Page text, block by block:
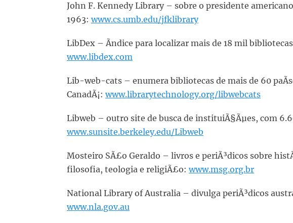
John F. Kennedy Library – sobre o presidente
1963: www.cs.umb.edu/jfklibrary
LibDex – Ã­ndice para localizar mais de 18 mil
www.libdex.com
Lib-web-cats – enumera bibliotecas de mais de 60
CanadÃ¡: www.librarytechnology.org/libwebcats
Libweb – outro site de busca de instituiÃ§Ãµes, com
www.sunsite.berkeley.edu/Libweb
Mosteiro SÃ£o Geraldo – livros e periÃ³dicos sobre
filosofia, teologia e religiÃ£o: www.msg.org.br
National Library of Australia – divulga periÃ³dicos
www.nla.gov.au